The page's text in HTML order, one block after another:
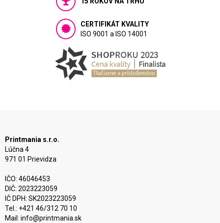
CERTIFIKÁT KVALITY
ISO 9001 a ISO 14001
Printmania s.r.o.
Lúčna 4
971 01 Prievidza
IČO: 46046453
DIČ: 2023223059
IČ DPH: SK2023223059
Tel.: +421 46/312 70 10
Mail: info@printmania.sk